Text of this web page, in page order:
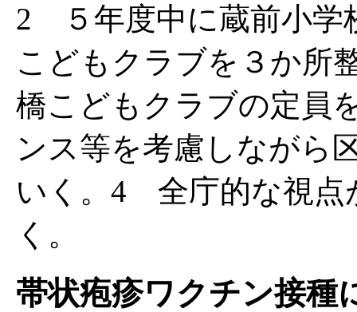
2 ５年度中に蔵前小学
こどもクラブを３か所
橋こどもクラブの定員
ンス等を考慮しながら
いく。4 全庁的な視点
く。
帯状疱疹ワクチン接種